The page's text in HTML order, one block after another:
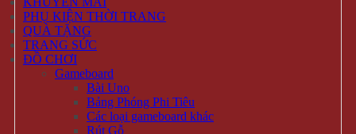
PHỤ KIỆN THỜI TRANG
QUÀ TẶNG
TRANG SỨC
ĐỒ CHƠI
Gameboard
Bài Uno
Bảng Phóng Phi Tiêu
Các loại gameboard khác
Rút Gỗ